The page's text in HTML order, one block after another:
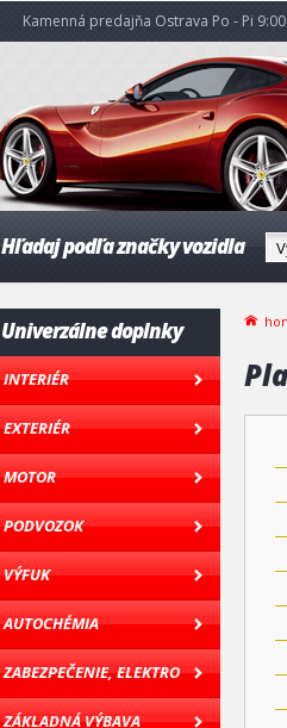
Kamenná predajňa Ostrava Po - Pi
Hľadaj podľa značky vozidla
Univerzálne doplnky
INTERIÉR
EXTERIÉR
MOTOR
PODVOZOK
VÝFUK
AUTOCHÉMIA
ZABEZPEČENIE, ELEKTRO
ZÁKLADNÁ VÝBAVA